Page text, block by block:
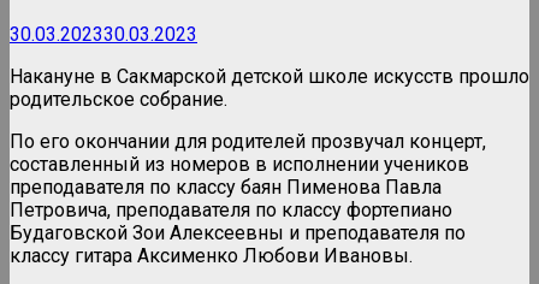
30.03.202330.03.2023
Накануне в Сакмарской детской школе искусств прошло
родительское собрание.
По его окончании для родителей прозвучал концерт,
составленный из номеров в исполнении учеников
преподавателя по классу баян Пименова Павла
Петровича, преподавателя по классу фортепиано
Будаговской Зои Алексеевны и преподавателя по
классу гитара Аксименко Любови Ивановы.